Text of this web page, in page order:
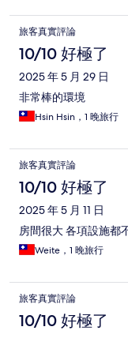
旅客真實評論
10/10 好極了
2025 年 5 月 29 日
非常棒的環境
Hsin Hsin，1 晚旅行
旅客真實評論
10/10 好極了
2025 年 5 月 11 日
房間很大 各項設施都
Weite，1 晚旅行
旅客真實評論
10/10 好極了